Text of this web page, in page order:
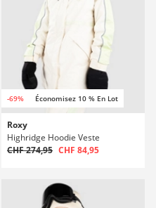
-69% Économisez 10 % En Lot
Roxy
Highridge Hoodie Veste
CHF 274,95 CHF 84,95